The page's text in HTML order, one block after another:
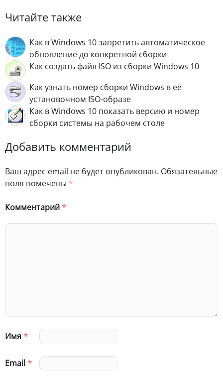
Читайте также
Как в Windows 10 запретить автоматическое
обновление до конкретной сборки
Как создать файл ISO из сборки Windows 10
Как узнать номер сборки Windows в её
установочном ISO-образе
Как в Windows 10 показать версию и номер
сборки системы на рабочем столе
Добавить комментарий
Ваш адрес email не будет опубликован. Обязательные
поля помечены *
Комментарий*
Имя*
Email*